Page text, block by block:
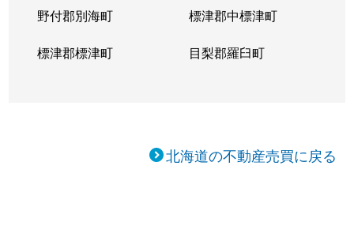
野付郡別海町 標津郡中標津町
標津郡標津町 目梨郡羅臼町
北海道の不動産売買に戻る